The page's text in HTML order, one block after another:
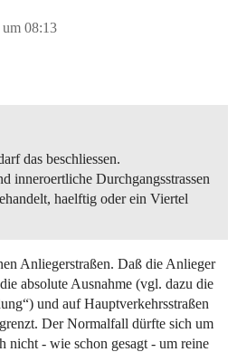
08:13
das beschliessen.
inneroertliche Durchgangsstrassen
haelftig oder ein Viertel
Anliegerstraßen. Daß die Anlieger
absolute Ausnahme (vgl. dazu die
und auf Hauptverkehrsstraßen
Der Normalfall dürfte sich um
nicht - wie schon gesagt - um reine